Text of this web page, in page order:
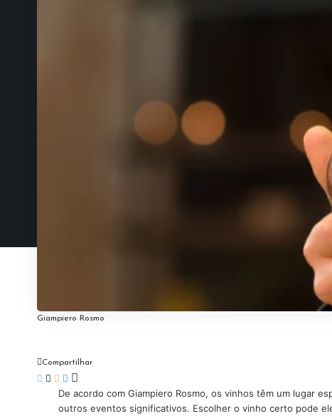
Giampiero Rosmo
Compartilhar
De acordo com Giampiero Rosmo, os vinhos têm um lugar
outros eventos significativos. Escolher o vinho certo pode